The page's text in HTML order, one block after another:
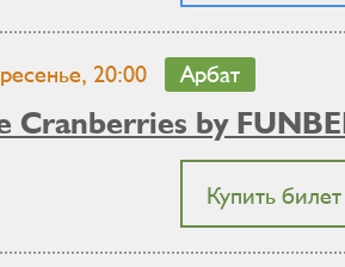
20:00 Арбат
Cranberries by
Купить билет